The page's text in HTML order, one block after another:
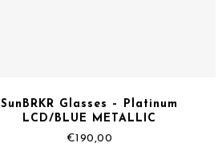
SunBRKR Glasses – Platinum
LCD/BLUE METALLIC
€190,00